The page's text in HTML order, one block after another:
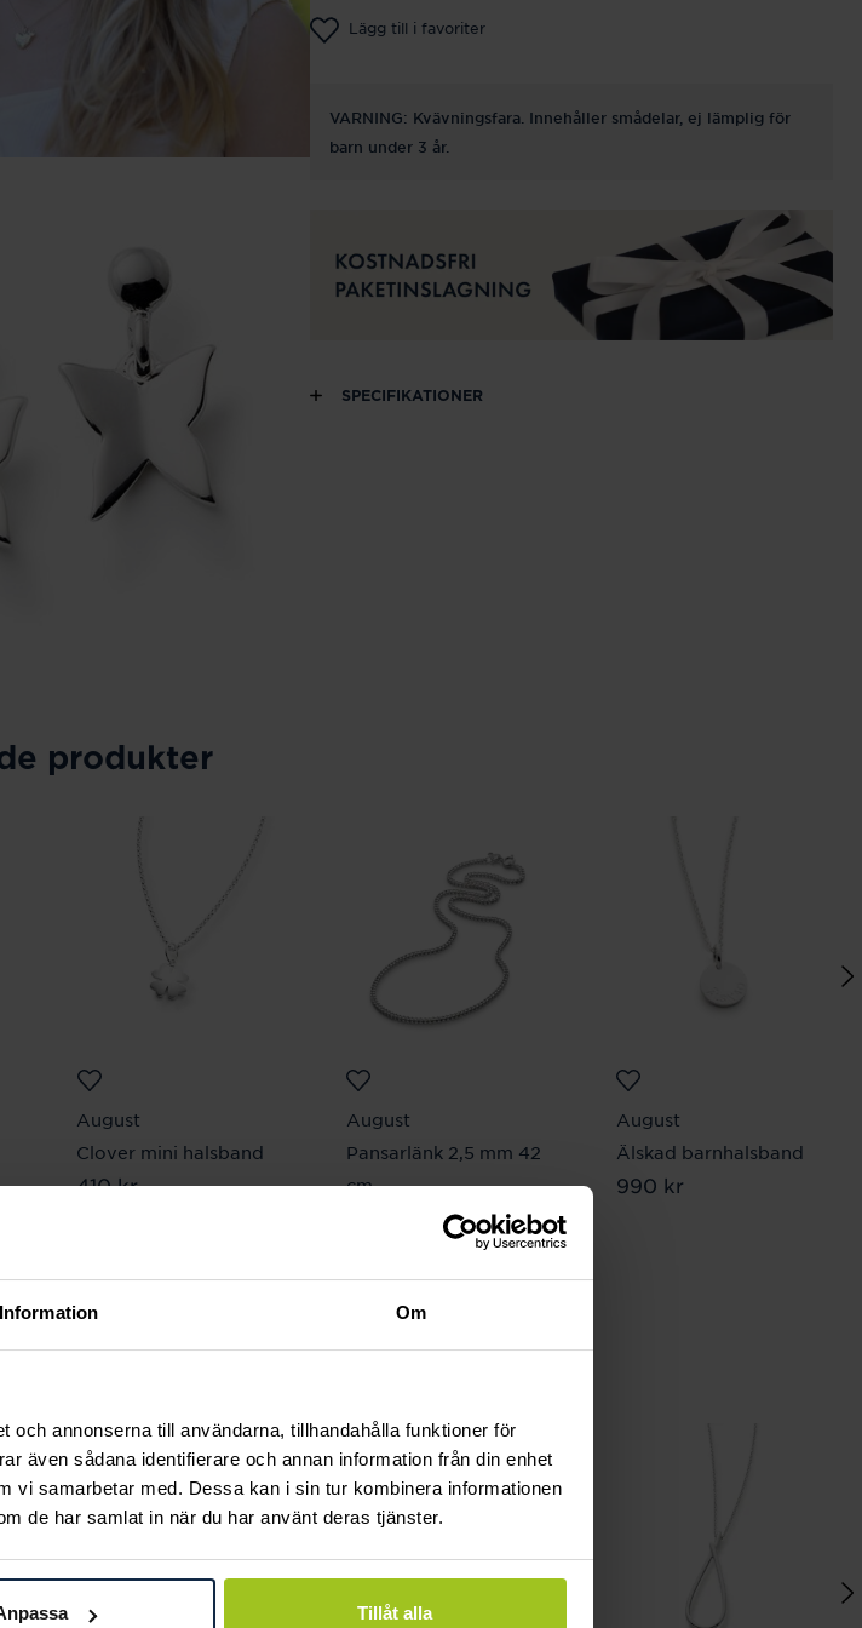
Information Om
och annonserna till användarna, tillhandahålla funktioner för
även sådana identifierare och annan information från din enhet
vi samarbetar med. Dessa kan i sin tur kombinera informationen
de har samlat in när du har använt deras tjänster.
Tillåt alla
Lägg till i favoriter
VARNING: Kvävningsfara. Innehåller smådelar, ej lämplig för
barn under 3 år.
SPECIFIKATIONER
produkter
August
Clover mini halsband
Pris:410 kr
410 kr
August
Pansarlänk 2,5 mm 42
cm
1 080 kr
August
Älskad barnhalsband
Pris:990 kr
990 kr